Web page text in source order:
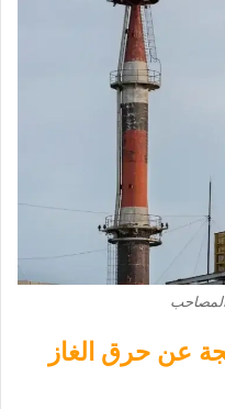
المصاحب
عن حرق الغاز